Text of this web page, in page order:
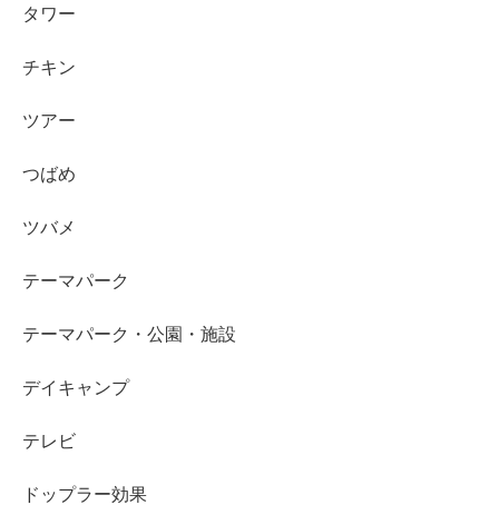
タワー
チキン
ツアー
つばめ
ツバメ
テーマパーク
テーマパーク・公園・施設
デイキャンプ
テレビ
ドップラー効果